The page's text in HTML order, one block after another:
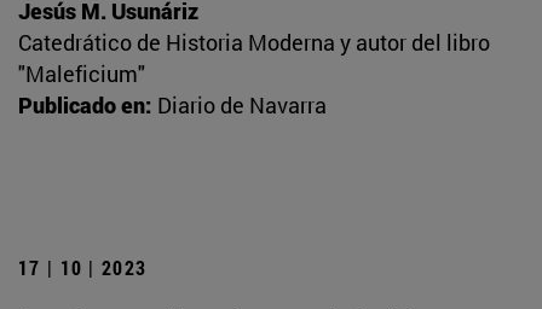
Jesús M. Usunáriz
Catedrático de Historia Moderna y autor del libro
"Maleficium"
Publicado en: Diario de Navarra
17 | 10 | 2023